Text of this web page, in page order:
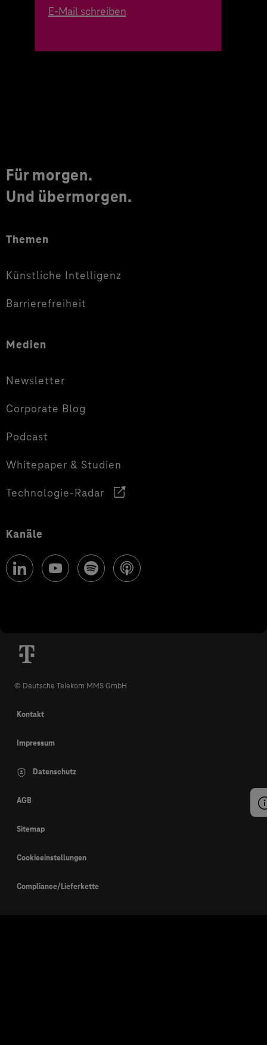
E-Mail schreiben
Für morgen.
Und übermorgen.
Themen
Künstliche Intelligenz
Barrierefreiheit
Medien
Newsletter
Corporate Blog
Podcast
Whitepaper & Studien
Technologie-Radar
Kanäle
© Deutsche Telekom MMS GmbH
Kontakt
Impressum
Datenschutz
AGB
Sitemap
Cookieeinstellungen
Compliance/Lieferkette